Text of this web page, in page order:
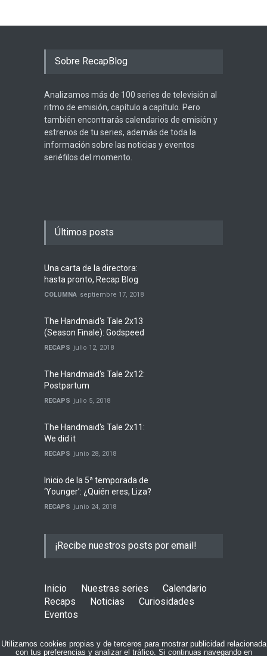
Sobre RecapBlog
Analizamos más de 100 series de televisión al
ritmo de emisión, capítulo a capítulo. Pero
también encontrarás calendarios de emisión y
estrenos de tu series, además de toda la
información sobre las noticias y eventos
seriéfilos del momento.
Últimos posts
Una carta de la directora:
hasta pronto, Recap Blog
COLUMNA septiembre 17, 2018
The Handmaid's Tale 2x13
(Season Finale): Godspeed
RECAPS julio 12, 2018
The Handmaid's Tale 2x12:
Postpartum
RECAPS julio 5, 2018
The Handmaid's Tale 2x11:
We did it
RECAPS junio 28, 2018
Inicio de la 5ª temporada de
‘Younger’: ¿Quién eres, Liza?
RECAPS junio 24, 2018
¡Recibe nuestros posts por email!
Inicio Nuestras series
Calendario
Recaps
Noticias
Curiosidades
Eventos
COPYRIGHT © 2015 RECAPBLOG
Utilizamos cookies propias y de terceros para mostrar publicidad relacionada
con tus preferencias y analizar el tráfico. Si continuas navegando en